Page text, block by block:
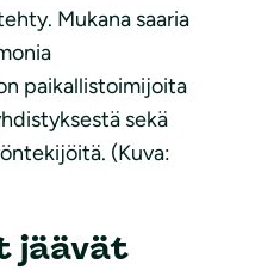
Mukana saaria
paikallistoimijoita
sekä
(Kuva:
jäävät